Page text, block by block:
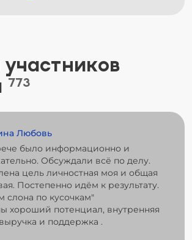
773
Любовь
было информационно и
Обсуждали всё по делу.
цель личностная моя и общая
Постепенно идём к результату.
слона по кусочкам"
хороший потенциал, внутренняя
и поддержка .